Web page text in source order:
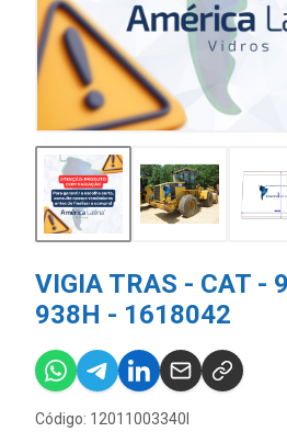
VIGIA TRAS - CAT -
938H - 1618042
Código: 12011003340I